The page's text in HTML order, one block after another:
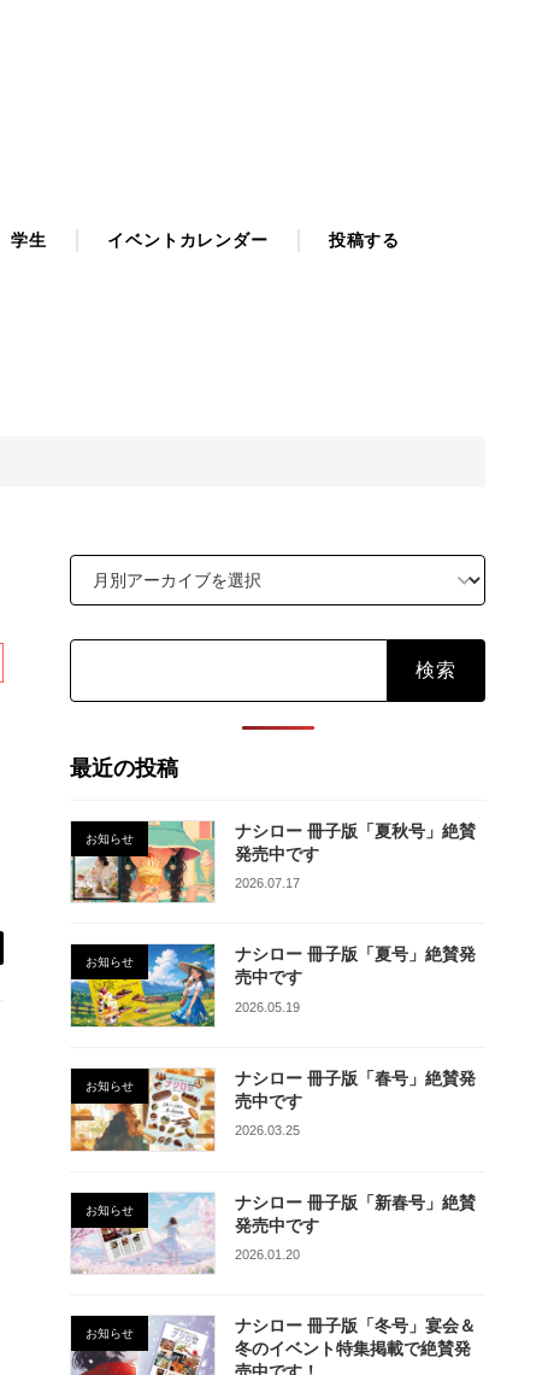
学生 イベントカレンダー 投稿する
最近の投稿
お知らせ
ナシロー 冊子版「夏秋号」絶賛
発売中です
2026.07.17
お知らせ
ナシロー 冊子版「夏号」絶賛発
売中です
2026.05.19
お知らせ
ナシロー 冊子版「春号」絶賛発
売中です
2026.03.25
お知らせ
ナシロー 冊子版「新春号」絶賛
発売中です
2026.01.20
お知らせ
ナシロー 冊子版「冬号」宴会＆
冬のイベント特集掲載で絶賛発